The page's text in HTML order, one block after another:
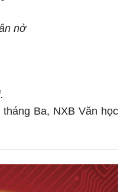
nở
Ba, NXB Văn học